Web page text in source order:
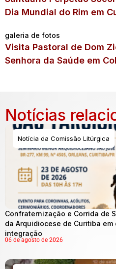
Dia Mundial do Rim em
galeria de fotos
Visita Pastoral de Dom
Senhora da Saúde em
Notícias
Notícia da Comissão Litúrgica
Confraternização e Corrida de
da Arquidiocese de Curitiba
integração
06 de agosto de 2026